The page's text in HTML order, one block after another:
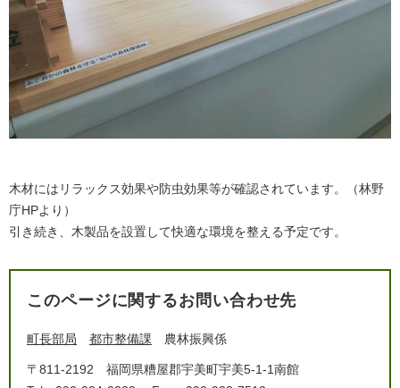
木材にはリラックス効果や防虫効果等が確認されています。（林野
庁HPより）
引き続き、木製品を設置して快適な環境を整える予定です。
このページに関するお問い合わせ先
町長部局 都市整備課 農林振興係
〒811-2192
福岡県糟屋郡宇美町宇美5-1-1南館